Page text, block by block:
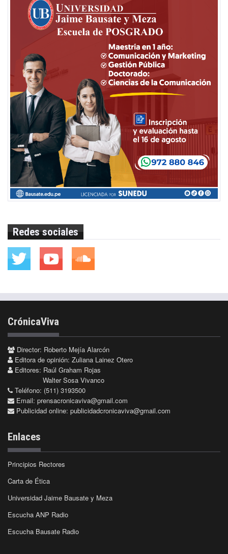
Redes sociales
CrónicaViva
Director: Roberto Mejía Alarcón
Editora de opinión: Zuliana Lainez Otero
Editores: Raúl Graham Rojas
Walter Sosa Vivanco
Teléfono: (511) 3193500
Email: prensacronicaviva@gmail.com
Publicidad online: publicidadcronicaviva@gmail.com
Enlaces
Principios Rectores
Carta de Ética
Universidad Jaime Bausate y Meza
Escucha ANP Radio
Escucha Bausate Radio